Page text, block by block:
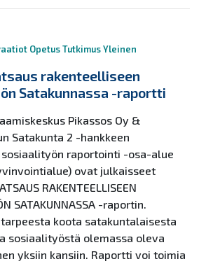
OpetusTutkimusYleinen
rakenteelliseen
Satakunnassa -raportti
Pikassos Oy &
Satakunta 2 -hankkeen
raportointi -osa-alue
ovat julkaisseet
RAKENTEELLISEEN
SATAKUNNASSA -raportin.
koota satakuntalaisesta
sosiaalityöstä olemassa oleva
yksiin kansiin. Raportti voi toimia